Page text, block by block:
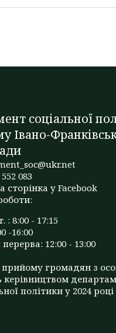
соціальної
Івано-
083
сторінка у Facebook
: 8:00 - 17:15
-16:00
12:00 - 13:00
прийому громадян з
керівництвом
політики у 2024 році